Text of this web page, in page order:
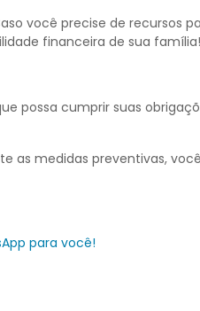
você precise de recursos
financeira de sua família!
possa cumprir suas
as medidas preventivas,
para você!